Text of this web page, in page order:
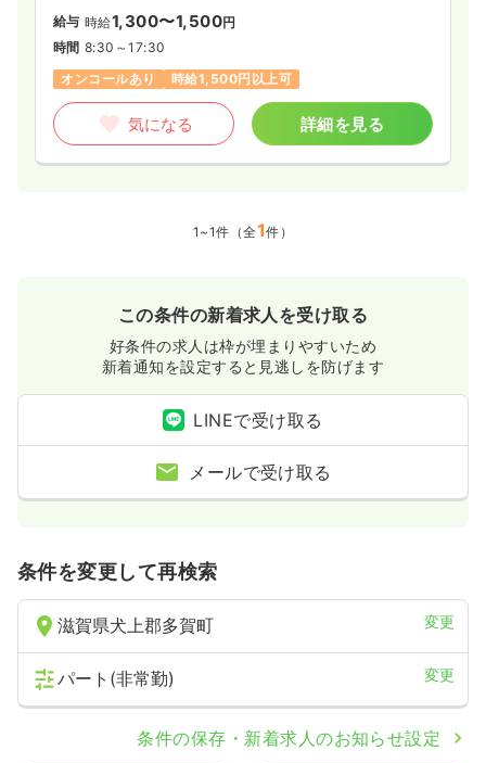
給与 時給1,300〜1,500円
時間 8:30～17:30
オンコールあり
時給1,500円以上可
気になる 詳細を見る
1~1件（全1件）
この条件の新着求人を受け取る
好条件の求人は枠が埋まりやすいため
新着通知を設定すると見逃しを防げます
LINEで受け取る
メールで受け取る
条件を変更して再検索
滋賀県犬上郡多賀町 変更
パート(非常勤) 変更
条件の保存・新着求人のお知らせ設定